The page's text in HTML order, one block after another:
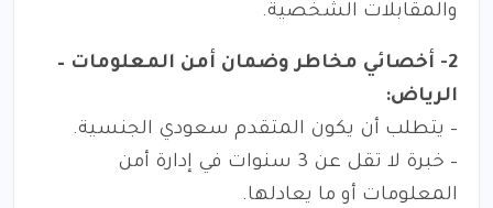
والمقابلات الشخصية.
2- أخصائي مخاطر وضمان أمن المعلومات –
الرياض:
– يتطلب أن يكون المتقدم سعودي الجنسية.
– خبرة لا تقل عن 3 سنوات في إدارة أمن
المعلومات أو ما يعادلها.